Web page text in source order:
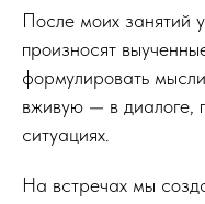
После моих занятий
произносят
формулировать
вживую — в диалоге,
ситуациях.
На встречах мы